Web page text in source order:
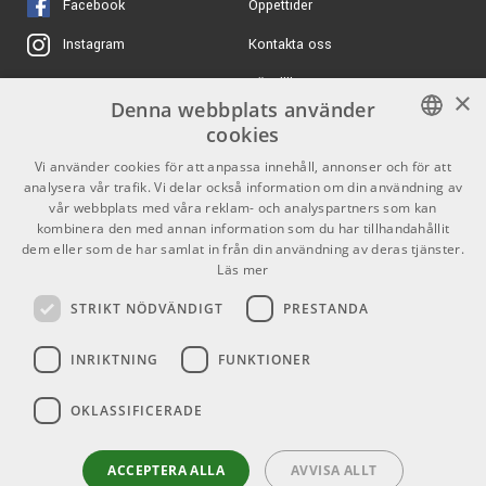
KORG Pa5X-88 -
Professional Arranger
Keyboard
ARTIKELNUMMER 1077276
44852 kr/st
Profile HY-PJ023-RWM
Pianobänk - Matt
Rosenträ
ARTIKELNUMMER 1058671
1495 kr/st
Pianobänk -
ARTIKELNUMMER 1055968
Facebook
Instagram
X
Youtube
TikTok
Öppettider
Kontakta oss
Köpvillkor
Butiken
Varumärken
GDPR & Cookies
Kontakt
Info
Mån-Fre: 10.00-18.00
Helgdagar
SWEDISH
ENGLISH
×
Denna webbplats använder
cookies
Vi använder cookies för att anpassa innehåll, annonser och för att
analysera vår trafik. Vi delar också information om din användning av
vår webbplats med våra reklam- och analyspartners som kan
kombinera den med annan information som du har tillhandahållit
dem eller som de har samlat in från din användning av deras tjänster.
Läs mer
STRIKT NÖDVÄNDIGT PRESTANDA
INRIKTNING FUNKTIONER
OKLASSIFICERADE
ACCEPTERA ALLA AVVISA ALLT